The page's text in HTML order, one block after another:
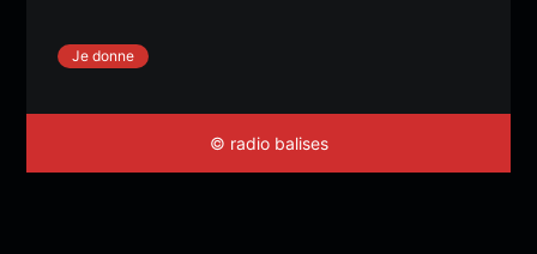
Je donne
© radio balises